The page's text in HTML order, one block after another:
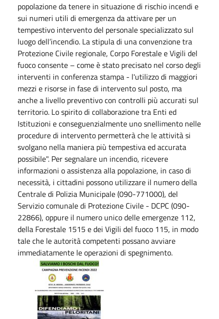
popolazione da tenere in situazione di rischio incendi e
sui numeri utili di emergenza da attivare per un
tempestivo intervento del personale specializzato sul
luogo dell’incendio. La stipula di una convenzione tra
Protezione Civile regionale, Corpo Forestale e Vigili del
fuoco consente – come è stato precisato nel corso degli
interventi in conferenza stampa - l'utilizzo di maggiori
mezzi e risorse in fase di intervento sul posto, ma
anche a livello preventivo con controlli più accurati sul
territorio. Lo spirito di collaborazione tra Enti ed
Istituzioni e conseguenzialmente uno snellimento nelle
procedure di intervento permetterà che le attività si
svolgano nella maniera più tempestiva ed accurata
possibile". Per segnalare un incendio, ricevere
informazioni o assistenza alla popolazione, in caso di
necessità, i cittadini possono utilizzare il numero della
Centrale di Polizia Municipale (090-771000), del
Servizio comunale di Protezione Civile - DCPC (090-
22866), oppure il numero unico delle emergenze 112,
della Forestale 1515 e dei Vigili del fuoco 115, in modo
tale che le autorità competenti possano avviare
immediatamente le operazioni di spegnimento.